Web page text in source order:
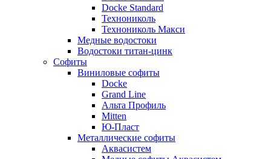
Docke Standard
Технониколь
Технониколь Макси
Медные водостоки
Водостоки титан-цинк
Софиты
Виниловые софиты
Docke
Grand Line
Альта Профиль
Mitten
Ю-Пласт
Металлические софиты
Аквасистем